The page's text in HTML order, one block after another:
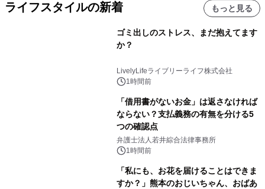
ライフスタイルの新着 もっと見る
ゴミ出しのストレス、まだ抱えてます
か？
LivelyLifeライブリーライフ株式会社
1時間前
「借用書がないお金」は返さなければ
ならない？支払義務の有無を分ける5
つの確認点
弁護士法人若井綜合法律事務所
1時間前
「私にも、お花を届けることはできま
すか？」熊本のおじいちゃん、おばあ